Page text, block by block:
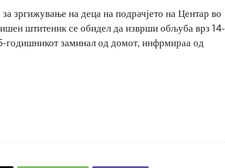
зргижување на деца на подрачјето на Центар во
штитеник се обидел да изврши обљуба врз 14-
годишникот заминал од домот, инфрмираа од